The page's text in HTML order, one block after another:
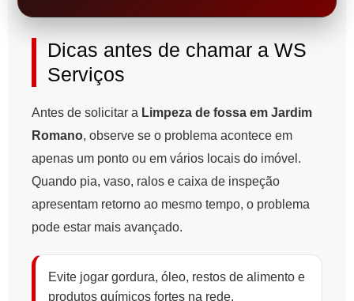
Dicas antes de chamar a WS
Serviços
Antes de solicitar a Limpeza de fossa em Jardim
Romano, observe se o problema acontece em
apenas um ponto ou em vários locais do imóvel.
Quando pia, vaso, ralos e caixa de inspeção
apresentam retorno ao mesmo tempo, o problema
pode estar mais avançado.
Evite jogar gordura, óleo, restos de alimento e
produtos químicos fortes na rede.